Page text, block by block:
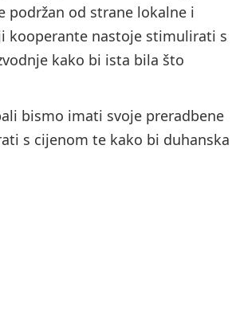
podržan od strane lokalne i
kooperante nastoje stimulirati s
kako bi ista bila što
bismo imati svoje preradbene
s cijenom te kako bi duhanska